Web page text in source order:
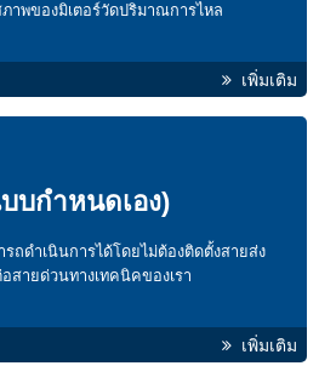
าพของมิเตอร์วัดปริมาณการไหล
เพิ่มเติม
บกำหนดเอง)
ถดำเนินการได้โดยไม่ต้องติดตั้งสายส่ง
ายด่วนทางเทคนิคของเรา
เพิ่มเติม